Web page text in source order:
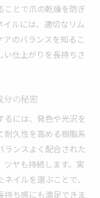
ことで爪の乾燥を防ぎ
イルには、適切なリム
のバランスを知るこ
い仕上がりを長持ちさ
分の秘密
るには、発色や光沢を
耐久性を高める樹脂系
ランスよく配合された
ヤも持続します。実
イルを選ぶことで、
ち感にも満足できま